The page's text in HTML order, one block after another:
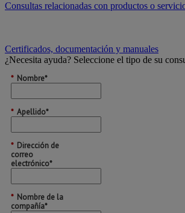
Consultas relacionadas con productos o
Certificados, documentación y manuales
¿Necesita ayuda? Seleccione el tipo de su
* Nombre*
* Apellido*
* Dirección de
correo
electrónico*
* Nombre de la
compañía*